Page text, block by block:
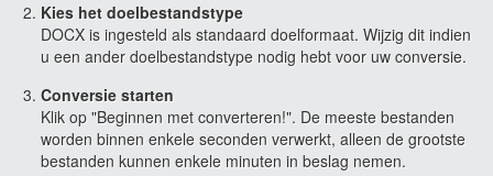
Kies het doelbestandstype
DOCX is ingesteld als standaard doelformaat. Wijzig dit indien
u een ander doelbestandstype nodig hebt voor uw conversie.
Conversie starten
Klik op "Beginnen met converteren!". De meeste bestanden
worden binnen enkele seconden verwerkt, alleen de grootste
bestanden kunnen enkele minuten in beslag nemen.